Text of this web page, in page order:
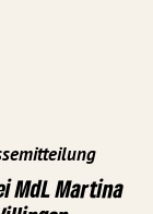
MdL Martina